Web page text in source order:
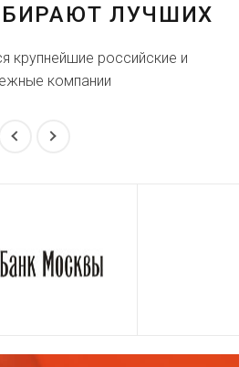
ЛУЧШИХ
крупнейшие российские и
компании